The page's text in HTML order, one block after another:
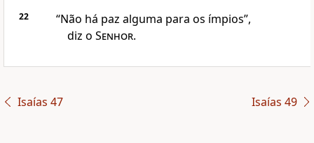
22
“Não há paz alguma para os ímpios”,
diz o Senhor.
Isaías 47 Isaías 49